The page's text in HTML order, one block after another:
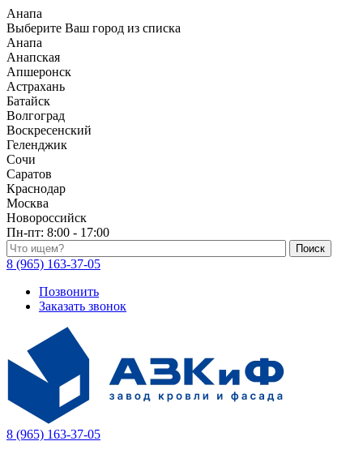
Анапа
Выберите Ваш город из списка
Анапа
Анапская
Апшеронск
Астрахань
Батайск
Волгоград
Воскресенский
Геленджик
Сочи
Саратов
Краснодар
Москва
Новороссийск
Пн-пт: 8:00 - 17:00
Поиск по каталогу
8 (965) 163-37-05
Позвонить
Заказать звонок
8 (965) 163-37-05